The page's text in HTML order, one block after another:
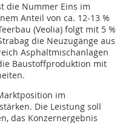
die Nummer Eins im
Anteil von ca. 12-13 %
(Veolia) folgt mit 5 %
die Neuzugänge aus
Asphaltmischanlagen
Baustoffproduktion mit
im
Die Leistung soll
das Konzernergebnis